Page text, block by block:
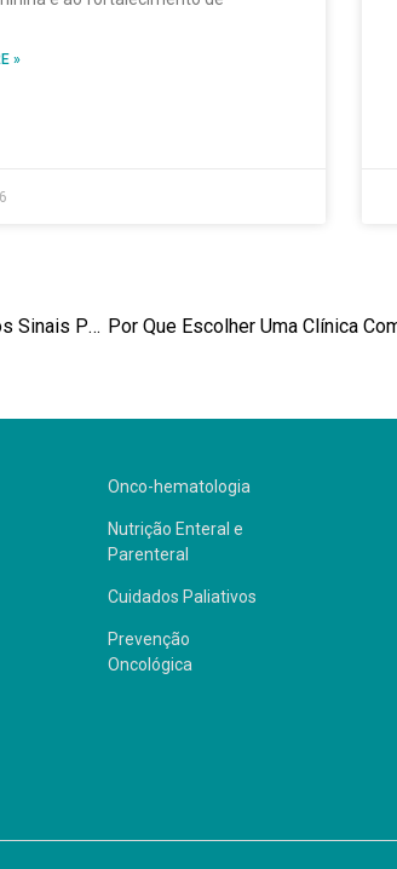
»
Sinais E Sintomas Do Câncer De Próstata: Atenção Aos Primeiros Sinais Pode Salvar Vidas
Onco-hematologia
Nutrição Enteral e
Parenteral
Cuidados Paliativos
Prevenção
Oncológica